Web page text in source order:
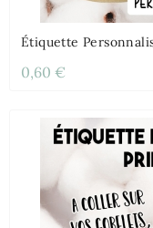
Étiquette
0,60 €